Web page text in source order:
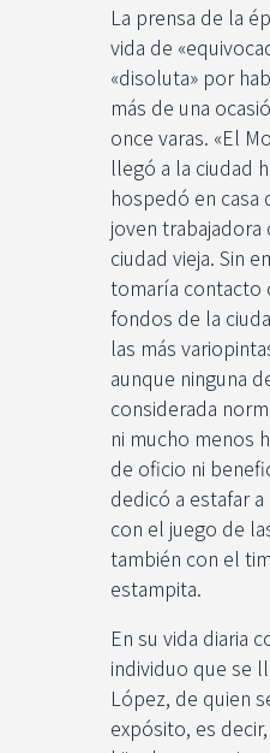
La prensa de la
vida de
«disoluta» por
más de una
once varas. «El
llegó a la ciudad
hospedó en casa
joven trabajadora
ciudad vieja. Sin
tomaría contacto
fondos de la
las más
aunque ninguna
considerada
ni mucho menos
de oficio ni
dedicó a estafar
con el juego de
también con el
estampita.
En su vida diaria
individuo que se
López, de quien
expósito, es